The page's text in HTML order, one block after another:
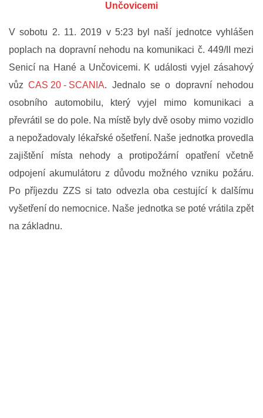
E-KRONIKA
PARTNEŘI
KONTAKTY
ODKAZY SDH
KE STAŽENÍ
Unčovicemi
V sobotu 2. 11. 2019 v 5:23 byl naší jednotce vyhlášen
poplach na dopravní nehodu na komunikaci č. 449/II mezi
Senicí na Hané a Unčovicemi. K události vyjel zásahový
vůzCAS 20 - SCANIA. Jednalo se o dopravní nehodou
osobního automobilu, který vyjel mimo komunikaci a
převrátil se do pole. Na místě byly dvě osoby mimo vozidlo
a nepožadovaly lékařské ošetření. Naše jednotka provedla
zajištění místa nehody a protipožární opatření včetně
odpojení akumulátoru z důvodu možného vzniku požáru.
Po příjezdu ZZS si tato odvezla oba cestující k dalšímu
vyšetření do nemocnice. Naše jednotka se poté vrátila zpět
na základnu.